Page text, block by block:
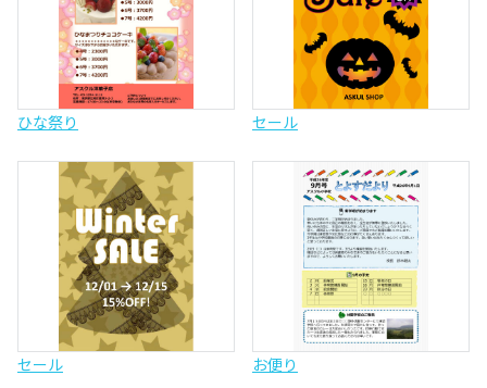
ひな祭り セール
セール お便り